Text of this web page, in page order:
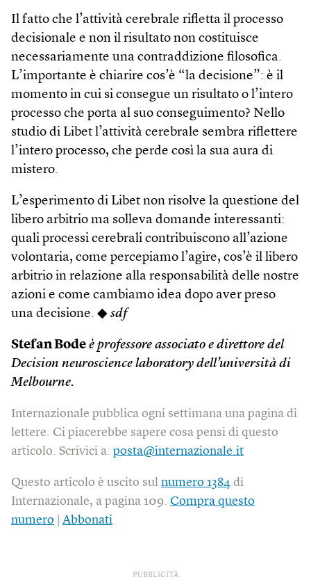
Il fatto che l’attività cerebrale rifletta il processo
decisionale e non il risultato non costituisce
necessariamente una contraddizione filosofica.
L’importante è chiarire cos’è “la decisione”: è il
momento in cui si consegue un risultato o l’intero
processo che porta al suo conseguimento? Nello
studio di Libet l’attività cerebrale sembra riflettere
l’intero processo, che perde così la sua aura di
mistero.
L’esperimento di Libet non risolve la questione del
libero arbitrio ma solleva domande interessanti:
quali processi cerebrali contribuiscono all’azione
volontaria, come percepiamo l’agire, cos’è il libero
arbitrio in relazione alla responsabilità delle nostre
azioni e come cambiamo idea dopo aver preso
una decisione. ◆ sdf
Stefan Bode è professore associato e direttore del
Decision neuroscience laboratory dell’università di
Melbourne.
Internazionale pubblica ogni settimana una pagina di
lettere. Ci piacerebbe sapere cosa pensi di questo
articolo. Scrivici a: posta@internazionale.it
Questo articolo è uscito sul numero 1384 di
Internazionale, a pagina 109. Compra questo
numero
Abbonati
PUBBLICITÀ